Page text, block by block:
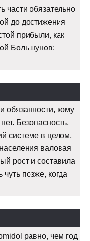
части обязательно
до достижения
прибыли, как
Большунов:
обязанности, кому
Безопасность,
системе в целом,
валовая
рост и составила
позже, когда
равно, чем год